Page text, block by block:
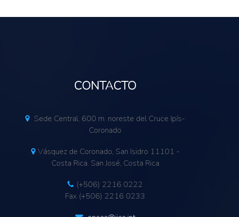
CONTACTO
Sede Central. 600 m. noreste del Cruce Ipís-
Coronado
Vásquez de Coronado, San Isidro 11101 -
Costa Rica. San José, Costa Rica
(+506) 2216 0222
Fax (+506) 2216 0233